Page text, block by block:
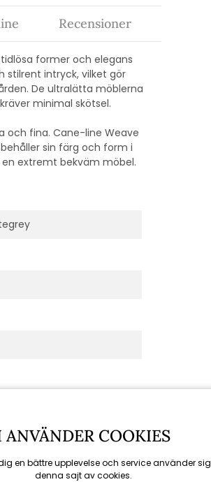
former och elegans
stilrent intryck, vilket gör
De ultralätta möblerna
minimal skötsel.
och fina. Cane-line Weave
sin färg och form i
extremt bekväm möbel.
Recensioner
ANVÄNDER COOKIES
en bättre upplevelse och service använder sig
denna sajt av cookies.